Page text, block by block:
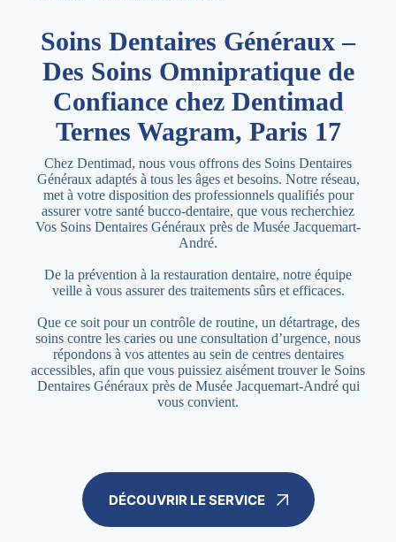
Soins Dentaires Généraux –
Des Soins Omnipratique de
Confiance chez Dentimad
Ternes Wagram, Paris 17
Chez Dentimad, nous vous offrons des Soins Dentaires
Généraux adaptés à tous les âges et besoins. Notre réseau,
met à votre disposition des professionnels qualifiés pour
assurer votre santé bucco-dentaire, que vous recherchiez
Vos Soins Dentaires Généraux près de Musée Jacquemart-
André.
De la prévention à la restauration dentaire, notre équipe
veille à vous assurer des traitements sûrs et efficaces.
Que ce soit pour un contrôle de routine, un détartrage, des
soins contre les caries ou une consultation d’urgence, nous
répondons à vos attentes au sein de centres dentaires
accessibles, afin que vous puissiez aisément trouver le Soins
Dentaires Généraux près de Musée Jacquemart-André qui
vous convient.
DÉCOUVRIR LE SERVICE